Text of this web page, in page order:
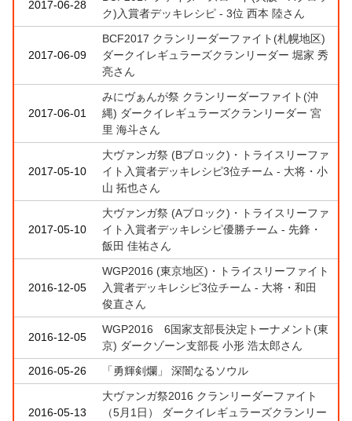
2017-06-28
ク)入賞者デッキレシピ - 3位 西本 陸さん
2017-06-09
BCF2017 クランリーダーファイト(札幌地区)
ダークイレギュラーズクランリーダー 堀家 秀
亮さん
2017-06-01
みにヴぁんが祭 クランリーダーファイト(沖
縄) ダークイレギュラーズクランリーダー 宮
里 海斗さん
2017-05-10
大ヴァンガ祭 (Bブロック)・トライスリーファ
イト入賞者デッキレシピ3位チーム - 大将・小
山 拓也さん
2017-05-10
大ヴァンガ祭 (Aブロック)・トライスリーファ
イト入賞者デッキレシピ優勝チーム - 先鋒・
飯田 佳祐さん
2016-12-05
WGP2016 (東京地区)・トライスリーファイト
入賞者デッキレシピ3位チーム - 大将・和田
俊直さん
2016-12-05
WGP2016 6国家支部長決定トーナメント(東
京) ダークゾーン支部長 小形 浩太郎さん
2016-05-26
「勇輝剣爛」 深闇なるソウル
2016-05-13
大ヴァンガ祭2016 クランリーダーファイト
（5月1日） ダークイレギュラーズクランリー